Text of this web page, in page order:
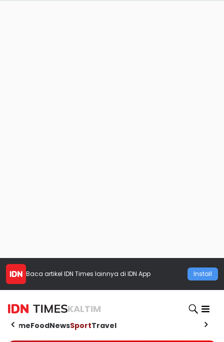
Baca artikel IDN Times lainnya di IDN App Install
KALTIM
HomeFoodNewsSportTravel